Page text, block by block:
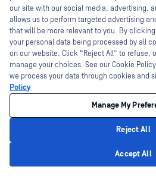
Phát hiện và phản hồi mạng
Bảo vệ thiết bị ngoại vi và thiết bị lưu
trữ di động
Bảo mật truy cập
Phát hiện lỗ hổng bảo mật bảo mật
Zero-Day
Bảo mật thư điện tử (email)
Data Diodes & Security Gateways
dựa
our site with our social media, advertising,
allows us to perform targeted advertising
that will be more relevant to you. By
your personal data being processed by all
on our website. Click “Reject All” to refuse,
manage your choices. See our Cookie
we process your data through cookies and
Policy
Manage My
Reject All
Accept All
today?